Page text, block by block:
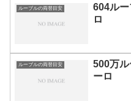
ルーブルの両替目安
604ル
ロ
ルーブルの両替目安
500万
ーロ